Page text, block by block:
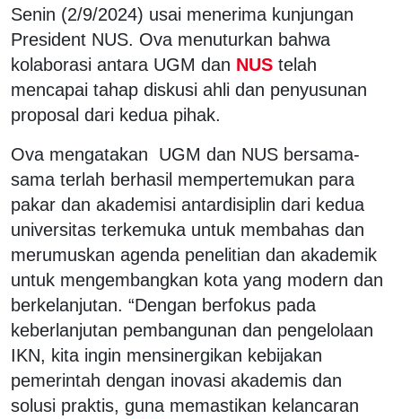
Senin (2/9/2024) usai menerima kunjungan
President NUS. Ova menuturkan bahwa
kolaborasi antara UGM dan NUS telah
mencapai tahap diskusi ahli dan penyusunan
proposal dari kedua pihak.
Ova mengatakan UGM dan NUS bersama-
sama terlah berhasil mempertemukan para
pakar dan akademisi antardisiplin dari kedua
universitas terkemuka untuk membahas dan
merumuskan agenda penelitian dan akademik
untuk mengembangkan kota yang modern dan
berkelanjutan. “Dengan berfokus pada
keberlanjutan pembangunan dan pengelolaan
IKN, kita ingin mensinergikan kebijakan
pemerintah dengan inovasi akademis dan
solusi praktis, guna memastikan kelancaran